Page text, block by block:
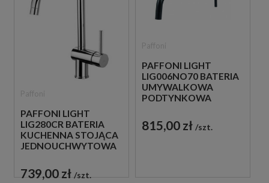
PAFFONI LIGHT
LIG280CR BATERIA
KUCHENNA STOJĄCA
JEDNOUCHWYTOWA
739,00 zł szt.
PAFFONI LIGHT
LIG006NO70 BATERIA
UMYWALKOWA
PODTYNKOWA
CZARNA
815,00 zł szt.